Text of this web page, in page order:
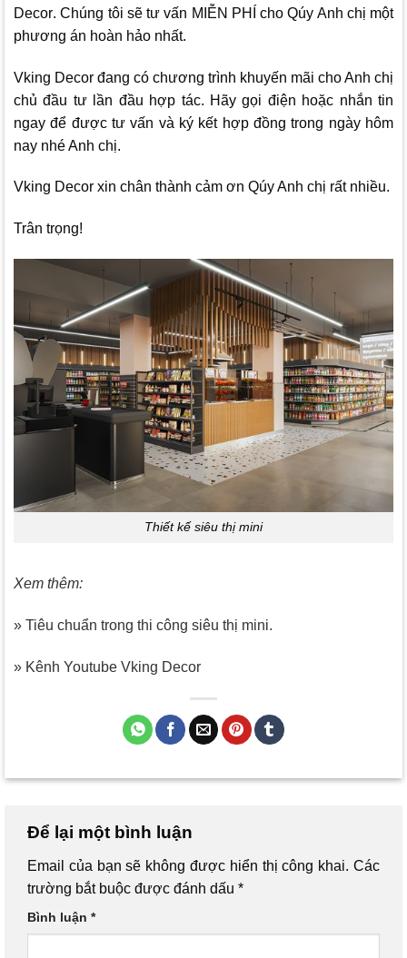
Decor. Chúng tôi sẽ tư vấn MIỄN PHÍ cho Qúy Anh chị một
phương án hoàn hảo nhất.
Vking Decor đang có chương trình khuyến mãi cho Anh chị
chủ đầu tư lần đầu hợp tác. Hãy gọi điện hoặc nhắn tin
ngay để được tư vấn và ký kết hợp đồng trong ngày hôm
nay nhé Anh chị.
Vking Decor xin chân thành cảm ơn Qúy Anh chị rất nhiều.
Trân trọng!
Thiết kế siêu thị mini
Xem thêm:
» Tiêu chuẩn trong thi công siêu thị mini.
» Kênh Youtube Vking Decor
Để lại một bình luận
Email của bạn sẽ không được hiển thị công khai. Các
trường bắt buộc được đánh dấu *
Bình luận *